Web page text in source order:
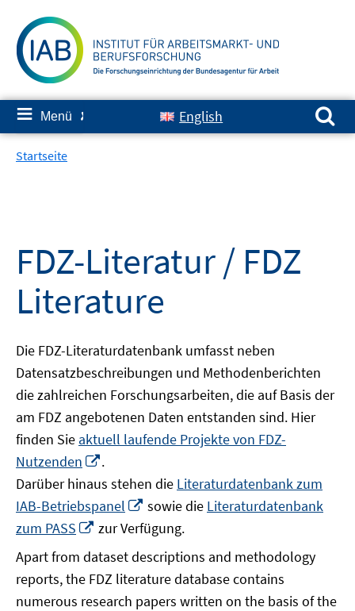
zum
Inhalt
≡ Menü ✘ English
Suchen nach:
Startseite
FDZ-Literatur / FDZ
Literature
Die FDZ-Literaturdatenbank umfasst neben
Datensatzbeschreibungen und Methodenberichten
die zahlreichen Forschungsarbeiten, die auf Basis der
am FDZ angebotenen Daten entstanden sind. Hier
finden Sie aktuell laufende Projekte von FDZ-
Nutzenden
neuem
Fenster
öffnen
.
Darüber hinaus stehen die Literaturdatenbank zum
IAB-Betriebspanel
In
neuem
Fenster
öffnen
sowie die Literaturdatenbank
zum PASS
In
Fenster
öffnen
zur Verfügung.
Apart from dataset descriptions and methodology
reports, the FDZ literature database contains
numerous research papers written on the basis of the